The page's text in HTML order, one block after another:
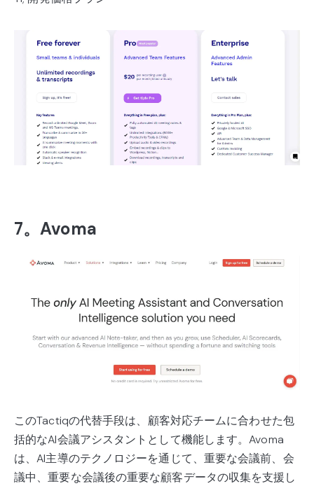
7。Avoma
このTactiqの代替手段は、顧客対応チームに合わせた包
括的なAI会議アシスタントとして機能します。Avoma
は、AI主導のテクノロジーを通じて、重要な会議前、会
議中、重要な会議後の重要な顧客データの収集を支援し